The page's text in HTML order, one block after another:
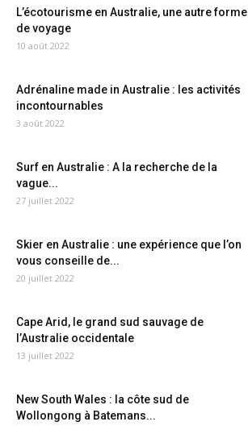
L’écotourisme en Australie, une autre forme
de voyage
10 août 2022
Adrénaline made in Australie : les activités
incontournables
3 août 2022
Surf en Australie : A la recherche de la
vague...
27 juillet 2022
Skier en Australie : une expérience que l’on
vous conseille de...
20 juillet 2022
Cape Arid, le grand sud sauvage de
l’Australie occidentale
13 juillet 2022
New South Wales : la côte sud de
Wollongong à Batemans...